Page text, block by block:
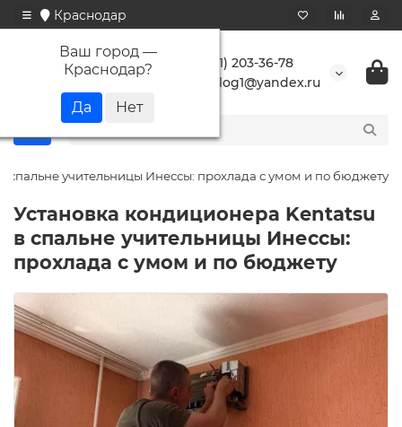
Краснодар
Ваш город —
Краснодар?
+7 (861) 203-36-78
buranlog1@yandex.ru
спальне учительницы Инессы: прохлада с умом и по бюджету
Установка кондиционера Kentatsu
в спальне учительницы Инессы:
прохлада с умом и по бюджету